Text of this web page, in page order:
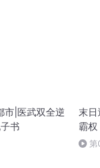
市|医武双全逆
书
末日
霸
第